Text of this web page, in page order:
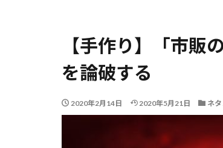
【手作り】「市販
を論破する
2020年2月14日 2020年5月21日 ネ